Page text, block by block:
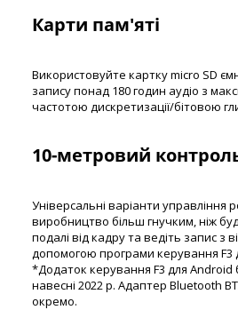
Карти пам'яті
Використовуйте картку micro SD
запису понад 180 годин аудіо з
частотою дискретизації/бітовою
10-метровий
Універсальні варіанти управління
виробництво більш гнучким, ніж
подалі від кадру та ведіть запис з
допомогою програми керування F3
*Додаток керування F3 для Android
навесні 2022 р. Адаптер Bluetooth
окремо.